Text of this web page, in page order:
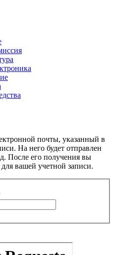
почты, указанный в
На него будет отправлен
После его получения вы
вашей учетной записи.